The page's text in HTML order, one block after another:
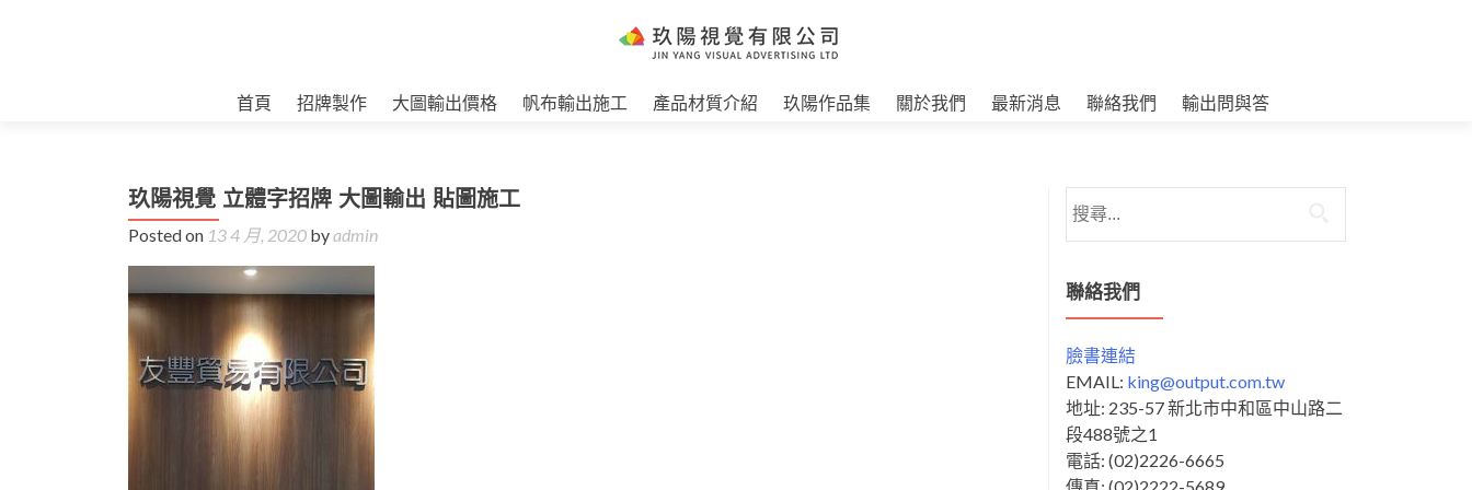
首頁 招牌製作 大圖輸出價格 帆布輸出施工 產品材質介紹 玖陽作品集 關於我們 最新消息 聯絡我們 輸出問與答
玖陽視覺 立體字招牌 大圖輸出 貼圖施工
Posted on 13 4 月, 2020 byadmin
尋
鍵
字:
聯絡我們
臉書連結
EMAIL: king@output.com.tw
地址: 235-57 新北市中和區中山路二
段488號之1
電話: (02)2226-6665